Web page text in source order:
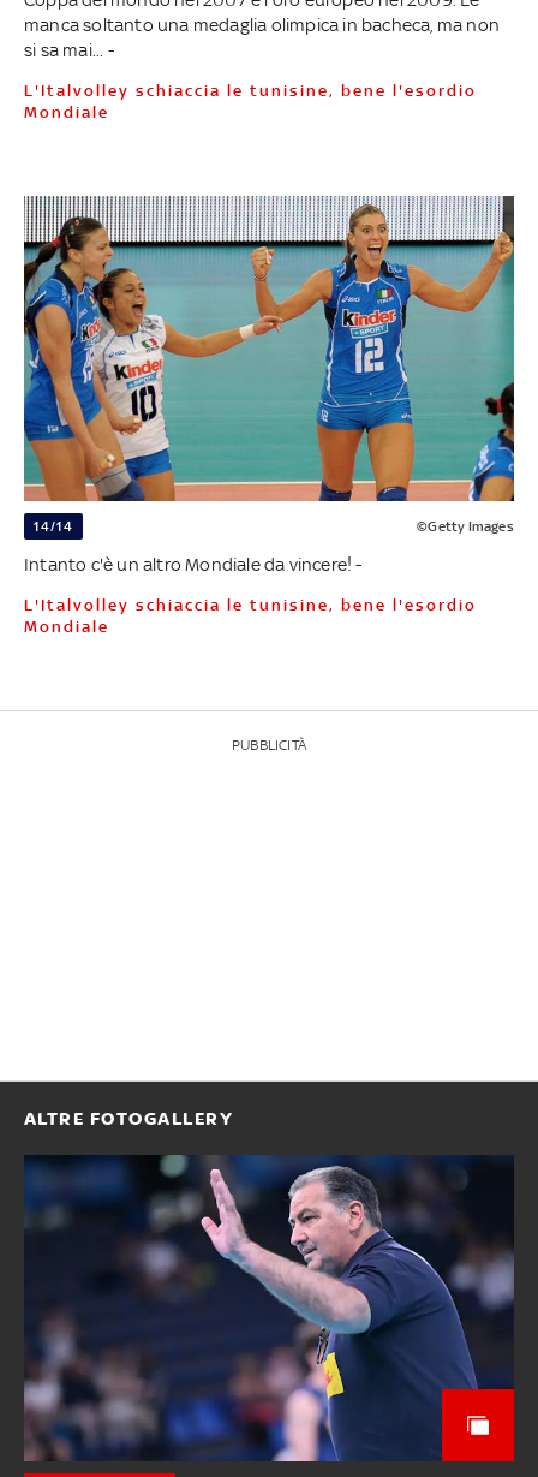
manca soltanto una medaglia olimpica in bacheca, ma non
si sa mai... -
L'Italvolley schiaccia le tunisine, bene l'esordio
Mondiale
14/14 ©Getty Images
Intanto c'è un altro Mondiale da vincere! -
L'Italvolley schiaccia le tunisine, bene l'esordio
Mondiale
PUBBLICITÀ
ALTRE FOTOGALLERY